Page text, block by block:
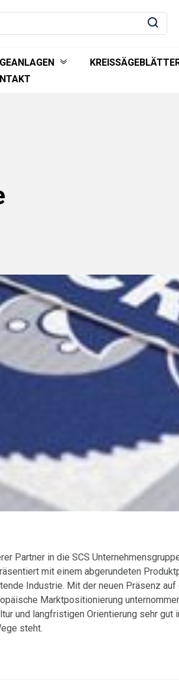
Partner in die SCS
mit einem abgerundeten
Industrie. Mit der neuen Präsenz
Marktpositionierung
und langfristigen Orientierung sehr gut
steht.